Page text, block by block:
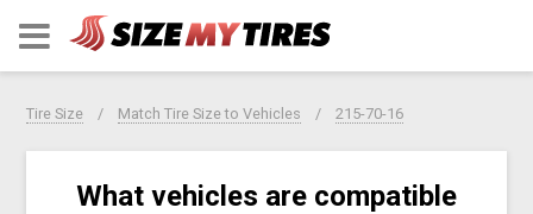
Tire Size Match Tire Size to Vehicles 215-70-16
What vehicles are compatible